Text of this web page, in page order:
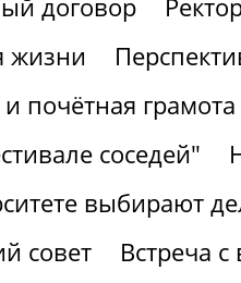
договор
жизни
почётная
соседей"
выбирают
совет
Встреча